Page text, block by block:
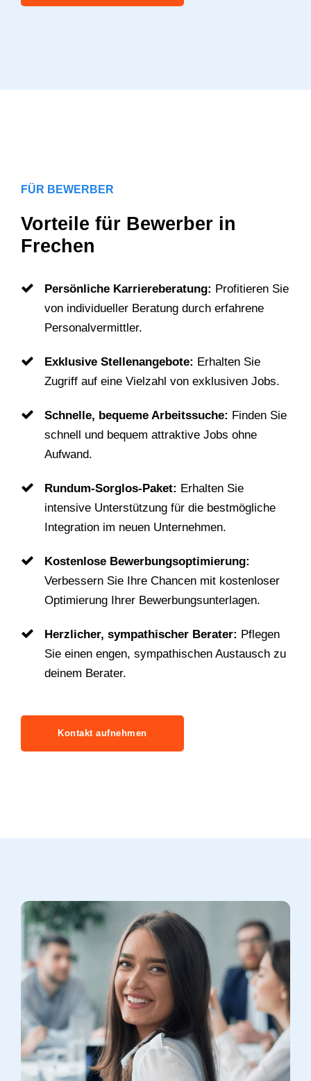
FÜR BEWERBER
Vorteile für Bewerber in
Frechen
Persönliche Karriereberatung: Profitieren Sie
von individueller Beratung durch erfahrene
Personalvermittler.
Exklusive Stellenangebote: Erhalten Sie
Zugriff auf eine Vielzahl von exklusiven Jobs.
Schnelle, bequeme Arbeitssuche: Finden Sie
schnell und bequem attraktive Jobs ohne
Aufwand.
Rundum-Sorglos-Paket: Erhalten Sie
intensive Unterstützung für die bestmögliche
Integration im neuen Unternehmen.
Kostenlose Bewerbungsoptimierung:
Verbessern Sie Ihre Chancen mit kostenloser
Optimierung Ihrer Bewerbungsunterlagen.
Herzlicher, sympathischer Berater: Pflegen
Sie einen engen, sympathischen Austausch zu
deinem Berater.
Kontakt aufnehmen